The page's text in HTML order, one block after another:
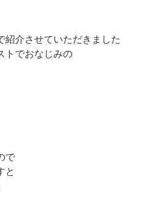
紹介させていただきました
トでおなじみの
で
と